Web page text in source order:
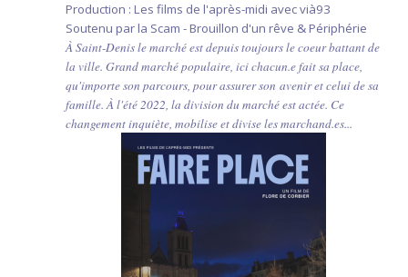
Production : Les films de l'après-midi avec vià93
Soutenu par la Scam - Brouillon d'un rêve & Périphérie
À Saint-Denis le marché est depuis toujours le coeur battant de
la ville. Grand marché populaire, ici chacun.e fait sa place,
qu'importe son parcours, pour assurer son avenir et celui de sa
famille. À l'été 2022, la division du marché est actée. Ce
changement inquiète, mobilise et divise les marchand.es...